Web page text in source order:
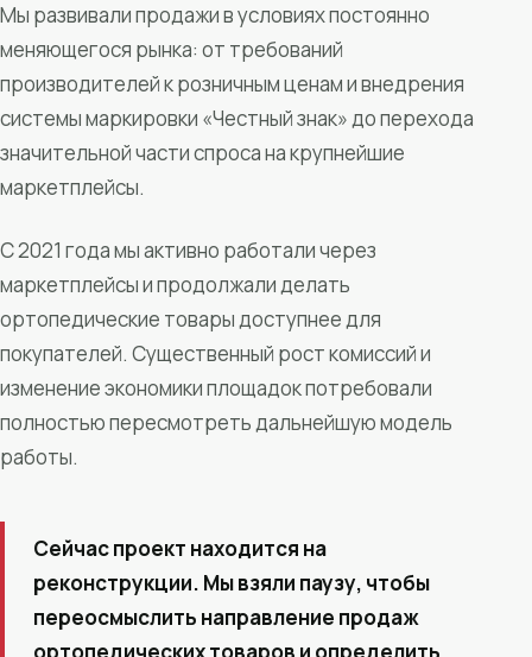
Мы развивали продажи в условиях постоянно
меняющегося рынка: от требований
производителей к розничным ценам и внедрения
системы маркировки «Честный знак» до перехода
значительной части спроса на крупнейшие
маркетплейсы.
С 2021 года мы активно работали через
маркетплейсы и продолжали делать
ортопедические товары доступнее для
покупателей. Существенный рост комиссий и
изменение экономики площадок потребовали
полностью пересмотреть дальнейшую модель
работы.
Сейчас проект находится на
реконструкции. Мы взяли паузу, чтобы
переосмыслить направление продаж